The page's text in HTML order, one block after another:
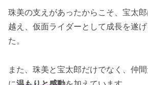
珠美の支えがあったからこそ、宝太
越え、仮面ライダーとして成長を遂
た。
また、珠美と宝太郎だけでなく、仲